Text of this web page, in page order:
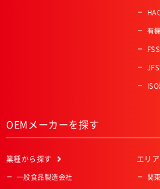
有
OEMメーカーを探す
業種から探す
一般食品製造会社
エリア
関東